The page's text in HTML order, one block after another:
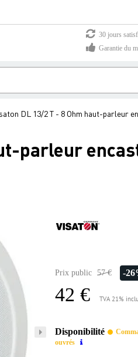
30 jours
Garantie du
DL 13/2 T - 8 Ohm haut-parleur
parleur
Prix public 57 € -
42 € TVA 21%
Disponibilité
ouvrés